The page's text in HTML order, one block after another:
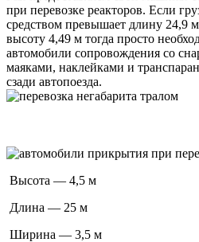
при перевозке реакторов. Если
средством превышает длину 24,9
высоту 4,49 м тогда просто
автомобили сопровождения со
маяками, наклейками и
сзади автопоезда.
Высота — 4,5 м
Длина — 25 м
Ширина — 3,5 м